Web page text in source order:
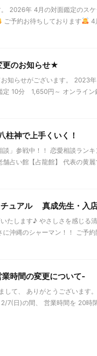
2026年 4月の対面鑑定のス
ご予約お待ちしております 4
のお知らせ★
知らせがございます。 2023
定 10分 1,650円～ オンライ
柱神で上手くいく！
談」参戦中！！ 恋愛相談ラン
占い館【占龍館】 代表の黄
ュアル 真成先生・入
たします♪ やさしさを感じる
に沖縄のシャーマン！！ ご予
時間の変更について-
して、 ありがとうございます
7(日)の間、 営業時間を 20時